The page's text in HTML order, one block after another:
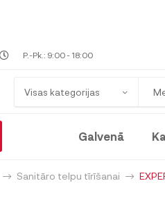
P.-Pk.: 9:00 - 18:00
Visas kategorijas
Galvenā
Sanitāro telpu tīrīšanai